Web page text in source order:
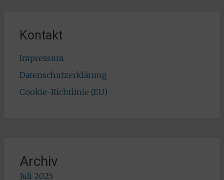
Kontakt
Impressum
Datenschutzerklärung
Cookie-Richtlinie (EU)
Archiv
Juli 2025